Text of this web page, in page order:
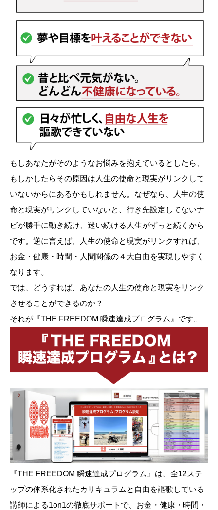
もしあなたがそのようなお悩みを抱えているとしたら、
もしかしたらその原因は人生の使命と現実がリンクして
いないからにあるかもしれません。なぜなら、人生の使
命と現実がリンクしていないと、行き先設定してないナ
ビが勝手に動き続け、迷い続ける人生がずっと続くから
です。逆に言えば、人生の使命と現実がリンクすれば、
お金・健康・時間・人間関係の４大自由を実現しやすく
なります。
では、どうすれば、あなたの人生の使命と現実をリンク
させることができるのか？
それが『THE FREEDOM 瞬速達成プログラム』です。
『THE FREEDOM 瞬速達成プログラム』は、全12ステ
ップの体系化されたカリキュラムと自由を謳歌している
講師による1on1の徹底サポートで、お金・健康・時間・